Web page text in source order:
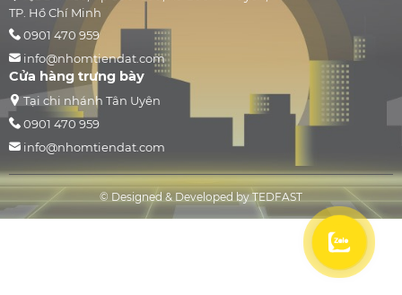
TP. Hồ Chí Minh
0901 470 959
info@nhomtiendat.com
Cửa hàng trưng bày
Tại chi nhánh Tân Uyên
0901 470 959
info@nhomtiendat.com
© Designed & Developed by TEDFAST